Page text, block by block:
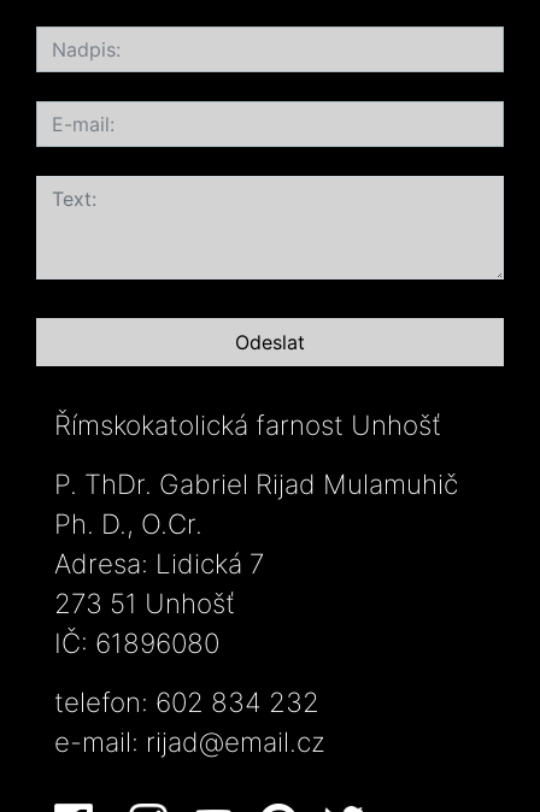
Římskokatolická farnost Unhošť
P. ThDr. Gabriel Rijad Mulamuhič
Ph. D., O.Cr.
Adresa: Lidická 7
273 51 Unhošť
IČ: 61896080
telefon: 602 834 232
e-mail: rijad@email.cz